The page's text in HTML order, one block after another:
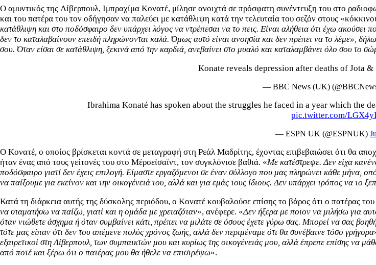
Ο αμυντικός της Λίβερπουλ, Ιμπραχίμα Κονατέ, μίλησε ανοιχτά σε πρόσφατη συνέντευξη του στο
και του πατέρα του τον οδήγησαν να παλεύει με κατάθλιψη κατά την τελευταία του σεζόν στους
κατάθλιψη και στο ποδόσφαιρο δεν υπάρχει λόγος να ντρέπεσαι να το πεις. Είναι αλήθεια ότι έχω ακούσει
δεν το καταλαβαίνουν επειδή πληρώνονται καλά. Όμως αυτό είναι ανοησία και δεν πρέπει να το λέμε»,
σου. Όταν είσαι σε κατάθλιψη, ξεκινά από την καρδιά, ανεβαίνει στο μυαλό και καταλαμβάνει όλο σου το
Konate reveals depression after deaths of Jota &
— BBC News (UK)
Ibrahima Konaté has spoken about the struggles he faced in a year which the
pic.twitter.com/
— ESPN UK (@ESPNUK)
Ο Κονατέ, ο οποίος βρίσκεται κοντά σε μεταγραφή στη Ρεάλ Μαδρίτης, έχοντας επιβεβαιώσει ότι θα
ήταν ένας από τους γείτονές του στο Μέρσεϊσαϊντ, τον συγκλόνισε βαθιά. «Με κατέστρεψε. Δεν είχα
ποδόσφαιρο γιατί δεν έχεις επιλογή. Είμαστε εργαζόμενοι σε έναν σύλλογο που μας πληρώνει κάθε μήνα,
να παίξουμε για εκείνον και την οικογένειά του, αλλά και για εμάς τους ίδιους. Δεν υπάρχει τρόπος να το
Κατά τη διάρκεια αυτής της δύσκολης περιόδου, ο Κονατέ κουβαλούσε επίσης το βάρος ότι ο πατέρας
να σταματήσω να παίζω, γιατί και η ομάδα με χρειαζόταν», ανέφερε. «Δεν ήξερα με ποιον να μιλήσω για
όταν νιώθετε άσχημα ή όταν συμβαίνει κάτι, πρέπει να μιλάτε σε όσους έχετε γύρω σας. Μπορεί να σας
τότε μας είπαν ότι δεν του απέμενε πολύς χρόνος ζωής, αλλά δεν περιμέναμε ότι θα συνέβαινε τόσο γρήγορα
εξαιρετικοί στη Λίβερπουλ, των συμπαικτών μου και κυρίως της οικογένειάς μου, αλλά έπρεπε επίσης να
από ποτέ και ξέρω ότι ο πατέρας μου θα ήθελε να επιστρέψω».